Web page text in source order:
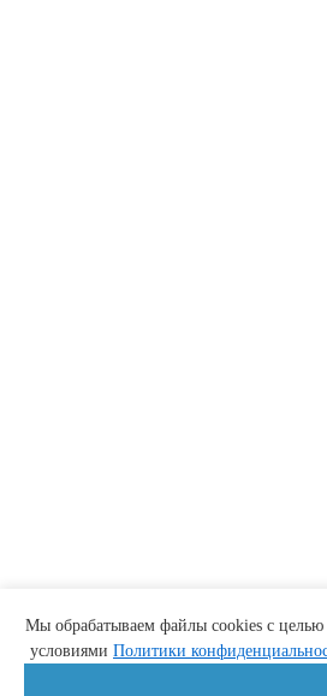
Мы обрабатываем файлы cookies с целью
условиями Политики